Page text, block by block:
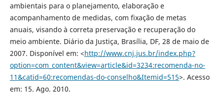
ambientais para o planejamento, elaboração e
acompanhamento de medidas, com fixação de metas
anuais, visando à correta preservação e recuperação do
meio ambiente. Diário da Justiça, Brasília, DF, 28 de maio de
2007. Disponível em: <http://www.cnj.jus.br/index.php?
option=com_content&view=article&id=3234:recomenda-no-
11&catid=60:recomendas-do-conselho&Itemid=515>. Acesso
em: 15. Ago. 2010.